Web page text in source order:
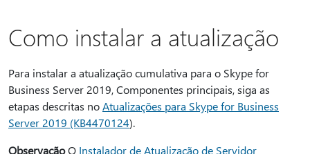
Como instalar a atualização
Para instalar a atualização cumulativa para o Skype for
Business Server 2019, Componentes principais, siga as
etapas descritas noAtualizações para Skype for Business
Server 2019 (KB4470124).
ObservaçãoO Instalador de Atualização de Servidor